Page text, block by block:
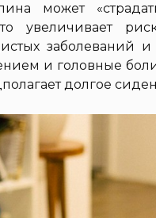
может
увеличивает
заболеваний и
и головные
долгое